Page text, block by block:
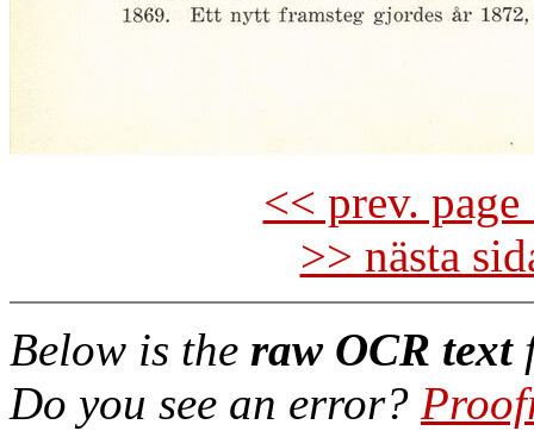
<< prev.
>> nästa
Below is the raw OCR text
Do you see an error?